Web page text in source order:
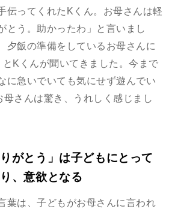
伝ってくれたKくん。お母さんは軽
とう。助かったわ」と言いまし
夕飯の準備をしているお母さんに
とKくんが聞いてきました。今まで
に急いでいても気にせず遊んでい
母さんは驚き、うれしく感じまし
がとう」は子どもにとって
、意欲となる
葉は、子どもがお母さんに言われ